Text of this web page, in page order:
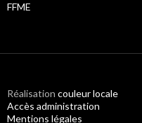
FFME
Réalisation couleur locale
Accès administration
Mentions légales